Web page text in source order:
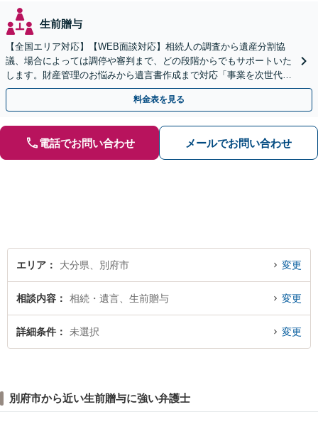
生前贈与
【全国エリア対応】【WEB面談対応】相続人の調査から遺産分割協
議、場合によっては調停や審判まで、どの段階からでもサポートいた
します。財産管理のお悩みから遺言書作成まで対応「事業を次世代に
引き継ぐ安心の事業承継をサポート」【完全個室相談】
料金表を見る
電話でお問い合わせ メールでお問い合わせ
エリア 大分県、別府市 変更
相談内容 相続・遺言、生前贈与 変更
詳細条件 未選択 変更
別府市から近い生前贈与に強い弁護士